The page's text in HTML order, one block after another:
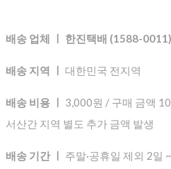
배송 업체 ㅣ 한진택배 (1588-0011)
배송 지역 ㅣ 대한민국 전지역
배송 비용 ㅣ 3,000원 / 구매 금액
서산간 지역 별도 추가 금액 발생
배송 기간 ㅣ 주말·공휴일 제외 2일